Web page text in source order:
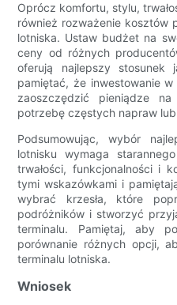
Oprócz komfortu, stylu,
również rozważenie kosztów
lotniska. Ustaw budżet na
ceny od różnych
oferują najlepszy stosunek
pamiętać, że inwestowanie
zaoszczędzić pieniądze
potrzebę częstych napraw
Podsumowując, wybór
lotnisku wymaga
trwałości, funkcjonalności i
tymi wskazówkami i
wybrać krzesła, które
podróżników i stworzyć
terminalu. Pamiętaj, aby
porównanie różnych opcji,
terminalu lotniska.
Wniosek